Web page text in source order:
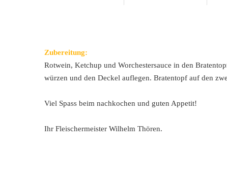
Zubereitung:
Rotwein, Ketchup und Worchestersauce in den
würzen und den Deckel auflegen. Bratentopf auf den
Viel Spass beim nachkochen und guten Appetit!
Ihr Fleischermeister Wilhelm Thören.